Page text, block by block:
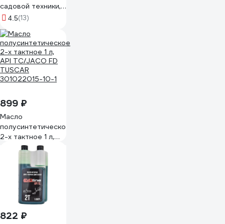
садовой техники, 1
л канистра
4.5(13)
899 ₽
Масло
полусинтетическое
2-х тактное 1 л,
API TC/JACO FD
301022015-10-1
822 ₽